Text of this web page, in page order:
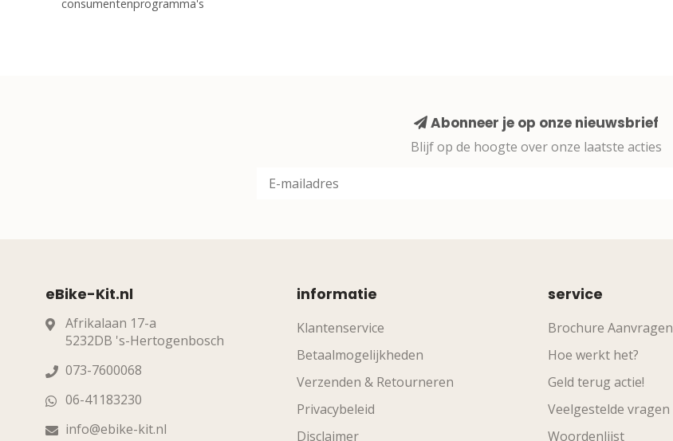
consumentenprogramma's
Abonneer je op onze nieuwsbrief
Blijf op de hoogte over onze laatste acties
eBike-Kit.nl
Afrikalaan 17-a
5232DB 's-Hertogenbosch
073-7600068
06-41183230
info@ebike-kit.nl
informatie
Klantenservice
Betaalmogelijkheden
Verzenden & Retourneren
Privacybeleid
Disclaimer
service
Brochure Aanvragen
Hoe werkt het?
Geld terug actie!
Veelgestelde vragen
Woordenlijst